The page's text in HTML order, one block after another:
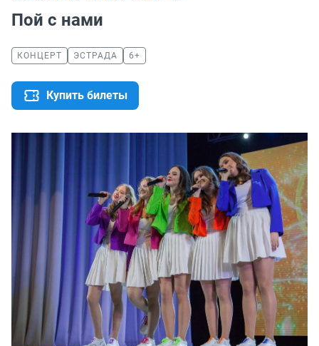
Пой с нами
КОНЦЕРТ ЭСТРАДА 6+
Купить билеты